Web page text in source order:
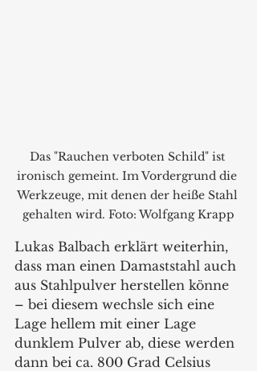
Das "Rauchen verboten Schild" ist
ironisch gemeint. Im Vordergrund die
Werkzeuge, mit denen der heiße Stahl
gehalten wird. Foto: Wolfgang Krapp
Lukas Balbach erklärt weiterhin,
dass man einen Damaststahl auch
aus Stahlpulver herstellen könne
– bei diesem wechsle sich eine
Lage hellem mit einer Lage
dunklem Pulver ab, diese werden
dann bei ca. 800 Grad Celsius